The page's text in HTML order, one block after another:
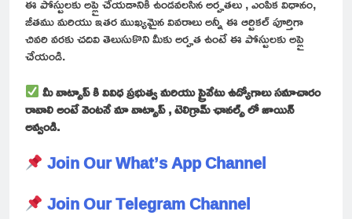
జీతము మరియు ఇతర ముఖ్యమైన వివరాలు అన్నీ ఈ ఆర్టికల్ పూర్తిగా
చివరి వరకు చదివి తెలుసుకొని మీకు అర్హత ఉంటే ఈ పోస్టులకు అప్లై
చేయండి.
మీ వాట్సాప్ కి వివిధ ప్రభుత్వ మరియు ప్రైవేటు ఉద్యోగాలు సమాచారం
రావాలి అంటే వెంటనే మా వాట్సాప్ , టెలిగ్రామ్ ఛానల్స్ లో జాయిన్
అవ్వండి.
Join Our What’s App Channel
Join Our Telegram Channel